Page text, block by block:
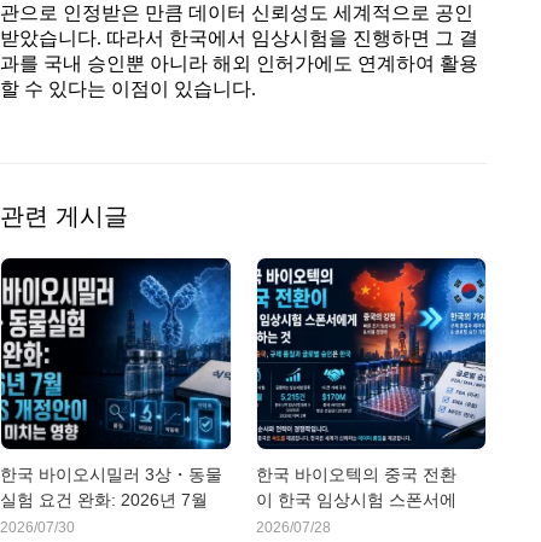
관으로 인정받은 만큼 데이터 신뢰성도 세계적으로 공인
받았습니다. 따라서 한국에서 임상시험을 진행하면 그 결
과를 국내 승인뿐 아니라 해외 인허가에도 연계하여 활용
할 수 있다는 이점이 있습니다.
관련 게시글
한국 바이오시밀러 3상・동물
실험 요건 완화: 2026년 7월
MFDS 개정안이 기업에 미치
2026/07/30
한국 바이오텍의 중국 전환
이 한국 임상시험 스폰서에
게 의미하는 것
2026/07/28